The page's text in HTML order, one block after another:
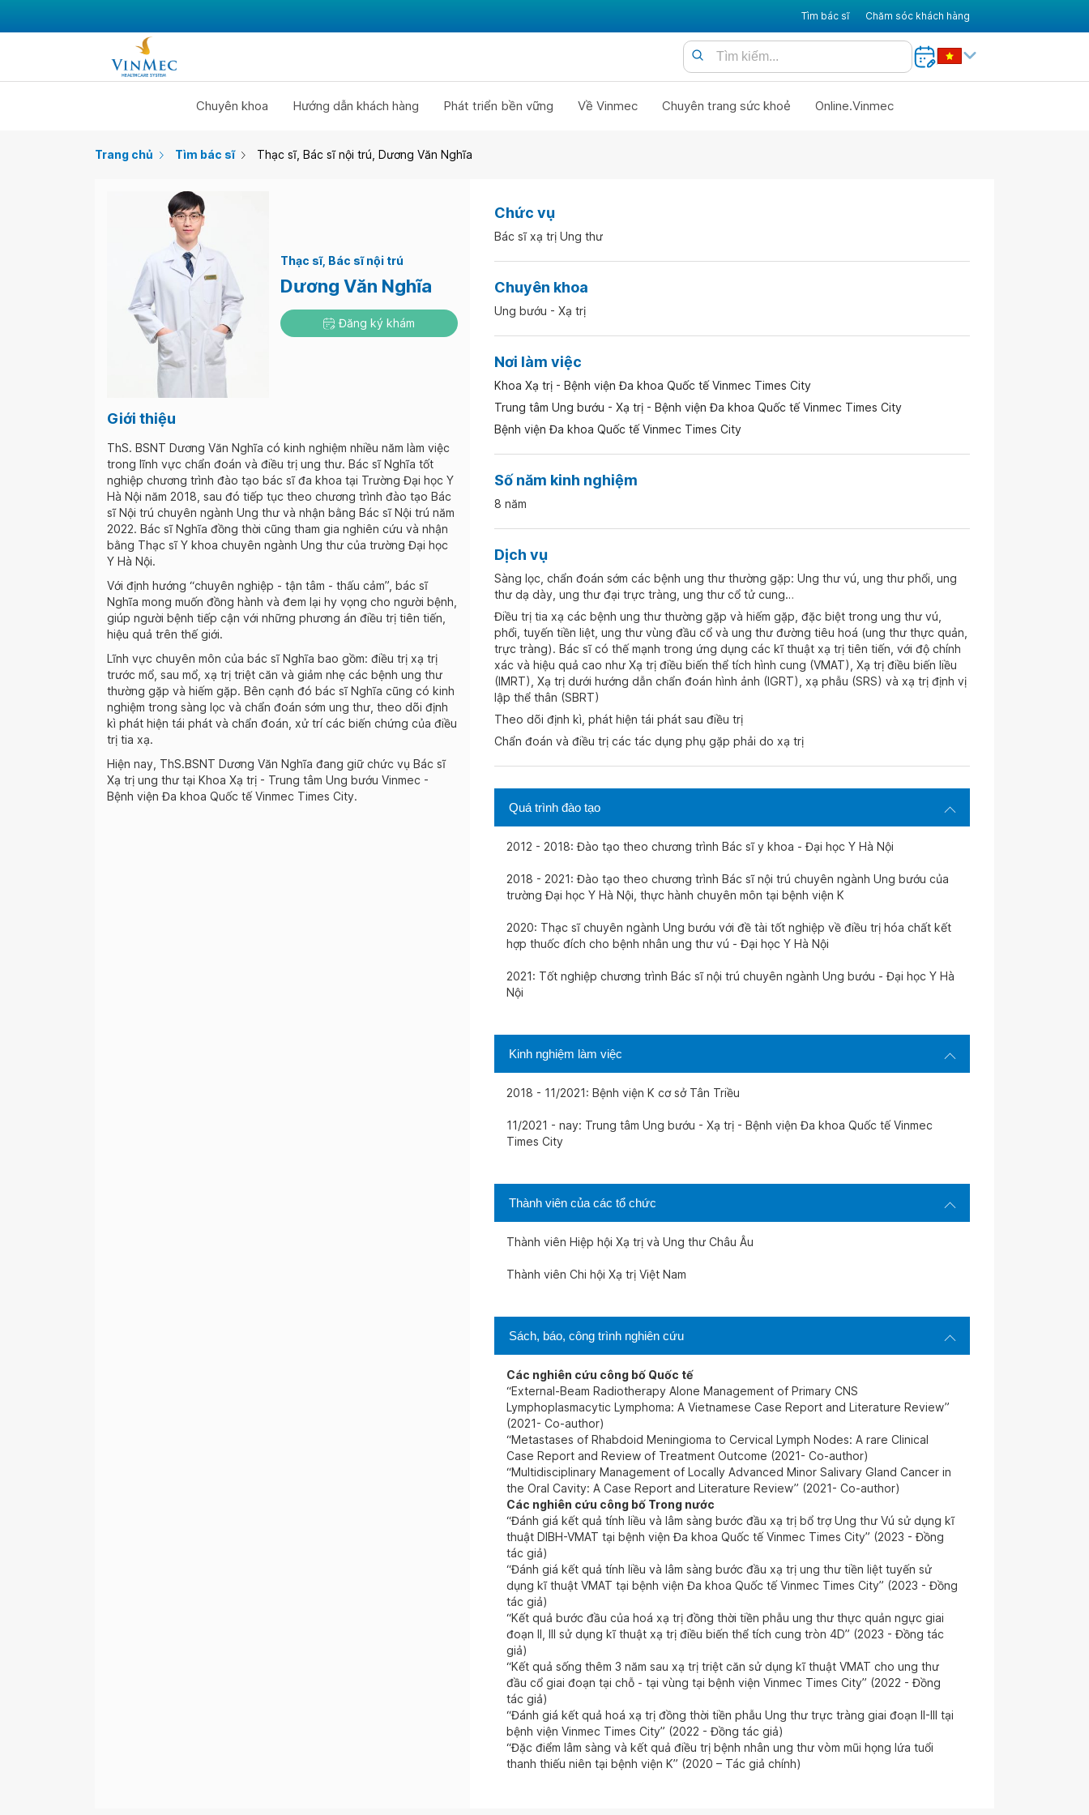
Tìm bác sĩ Chăm sóc khách hàng
Chuyên khoa Hướng dẫn khách hàng Phát triển bền vững Về Vinmec Chuyên trang sức khoẻ Online.Vinmec
Trang chủ Tìm bác sĩ Thạc sĩ, Bác sĩ nội trú, Dương Văn Nghĩa
Thạc sĩ Bác sĩ nội trú
Dương Văn Nghĩa
Đăng ký khám
Giới thiệu
ThS. BSNT Dương Văn Nghĩa có kinh nghiệm nhiều năm làm việc
trong lĩnh vực chẩn đoán và điều trị ung thư. Bác sĩ Nghĩa tốt
nghiệp chương trình đào tạo bác sĩ đa khoa tại Trường Đại học Y
Hà Nội năm 2018, sau đó tiếp tục theo chương trình đào tạo Bác
sĩ Nội trú chuyên ngành Ung thư và nhận bằng Bác sĩ Nội trú năm
2022. Bác sĩ Nghĩa đồng thời cũng tham gia nghiên cứu và nhận
bằng Thạc sĩ Y khoa chuyên ngành Ung thư của trường Đại học
Y Hà Nội.
Với định hướng “chuyên nghiệp - tận tâm - thấu cảm”, bác sĩ
Nghĩa mong muốn đồng hành và đem lại hy vọng cho người bệnh,
giúp người bệnh tiếp cận với những phương án điều trị tiên tiến,
hiệu quả trên thế giới.
Lĩnh vực chuyên môn của bác sĩ Nghĩa bao gồm: điều trị xạ trị
trước mổ, sau mổ, xạ trị triệt căn và giảm nhẹ các bệnh ung thư
thường gặp và hiếm gặp. Bên cạnh đó bác sĩ Nghĩa cũng có kinh
nghiệm trong sàng lọc và chẩn đoán sớm ung thư, theo dõi định
kì phát hiện tái phát và chẩn đoán, xử trí các biến chứng của điều
trị tia xạ.
Hiện nay, ThS.BSNT Dương Văn Nghĩa đang giữ chức vụ Bác sĩ
Xạ trị ung thư tại Khoa Xạ trị - Trung tâm Ung bướu Vinmec -
Bệnh viện Đa khoa Quốc tế Vinmec Times City.
Chức vụ
Bác sĩ xạ trị Ung thư
Chuyên khoa
Ung bướu - Xạ trị
Nơi làm việc
Khoa Xạ trị - Bệnh viện Đa khoa Quốc tế Vinmec Times City
Trung tâm Ung bướu - Xạ trị - Bệnh viện Đa khoa Quốc tế Vinmec Times City
Bệnh viện Đa khoa Quốc tế Vinmec Times City
Số năm kinh nghiệm
8 năm
Dịch vụ
Sàng lọc, chẩn đoán sớm các bệnh ung thư thường gặp: Ung thư vú, ung thư phổi, ung
thư dạ dày, ung thư đại trực tràng, ung thư cổ tử cung…
Điều trị tia xạ các bệnh ung thư thường gặp và hiếm gặp, đặc biệt trong ung thư vú,
phổi, tuyến tiền liệt, ung thư vùng đầu cổ và ung thư đường tiêu hoá (ung thư thực quản,
trực tràng). Bác sĩ có thế mạnh trong ứng dụng các kĩ thuật xạ trị tiên tiến, với độ chính
xác và hiệu quả cao như Xạ trị điều biến thể tích hình cung (VMAT), Xạ trị điều biến liều
(IMRT), Xạ trị dưới hướng dẫn chẩn đoán hình ảnh (IGRT), xạ phẫu (SRS) và xạ trị định vị
lập thể thân (SBRT)
Theo dõi định kì, phát hiện tái phát sau điều trị
Chẩn đoán và điều trị các tác dụng phụ gặp phải do xạ trị
Quá trình đào tạo
2012 - 2018: Đào tạo theo chương trình Bác sĩ y khoa - Đại học Y Hà Nội
2018 - 2021: Đào tạo theo chương trình Bác sĩ nội trú chuyên ngành Ung bướu của
trường Đại học Y Hà Nội, thực hành chuyên môn tại bệnh viện K
2020: Thạc sĩ chuyên ngành Ung bướu với đề tài tốt nghiệp về điều trị hóa chất kết
hợp thuốc đích cho bệnh nhân ung thư vú - Đại học Y Hà Nội
2021: Tốt nghiệp chương trình Bác sĩ nội trú chuyên ngành Ung bướu - Đại học Y Hà
Nội
Kinh nghiệm làm việc
2018 - 11/2021: Bệnh viện K cơ sở Tân Triều
11/2021 - nay: Trung tâm Ung bướu - Xạ trị - Bệnh viện Đa khoa Quốc tế Vinmec
Times City
Thành viên của các tổ chức
Thành viên Hiệp hội Xạ trị và Ung thư Châu Âu
Thành viên Chi hội Xạ trị Việt Nam
Sách, báo, công trình nghiên cứu
Các nghiên cứu công bố Quốc tế
“External-Beam Radiotherapy Alone Management of Primary CNS
Lymphoplasmacytic Lymphoma: A Vietnamese Case Report and Literature Review”
(2021- Co-author)
“Metastases of Rhabdoid Meningioma to Cervical Lymph Nodes: A rare Clinical
Case Report and Review of Treatment Outcome (2021- Co-author)
“Multidisciplinary Management of Locally Advanced Minor Salivary Gland Cancer in
the Oral Cavity: A Case Report and Literature Review” (2021- Co-author)
Các nghiên cứu công bố Trong nước
“Đánh giá kết quả tính liều và lâm sàng bước đầu xạ trị bổ trợ Ung thư Vú sử dụng kĩ
thuật DIBH-VMAT tại bệnh viện Đa khoa Quốc tế Vinmec Times City” (2023 - Đồng
tác giả)
“Đánh giá kết quả tính liều và lâm sàng bước đầu xạ trị ung thư tiền liệt tuyến sử
dụng kĩ thuật VMAT tại bệnh viện Đa khoa Quốc tế Vinmec Times City” (2023 - Đồng
tác giả)
“Kết quả bước đầu của hoá xạ trị đồng thời tiền phẫu ung thư thực quản ngực giai
đoạn II, III sử dụng kĩ thuật xạ trị điều biến thể tích cung tròn 4D” (2023 - Đồng tác
giả)
“Kết quả sống thêm 3 năm sau xạ trị triệt căn sử dụng kĩ thuật VMAT cho ung thư
đầu cổ giai đoạn tại chỗ - tại vùng tại bệnh viện Vinmec Times City” (2022 - Đồng
tác giả)
“Đánh giá kết quả hoá xạ trị đồng thời tiền phẫu Ung thư trực tràng giai đoạn II-III tại
bệnh viện Vinmec Times City” (2022 - Đồng tác giả)
“Đặc điểm lâm sàng và kết quả điều trị bệnh nhân ung thư vòm mũi họng lứa tuổi
thanh thiếu niên tại bệnh viện K” (2020 – Tác giả chính)